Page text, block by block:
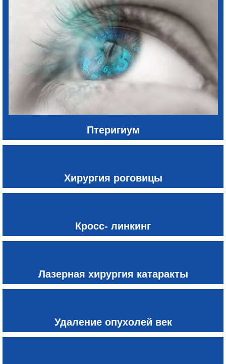
Птеригиум
Хирургия роговицы
Кросс- линкинг
Лазерная хирургия катаракты
Удаление опухолей век